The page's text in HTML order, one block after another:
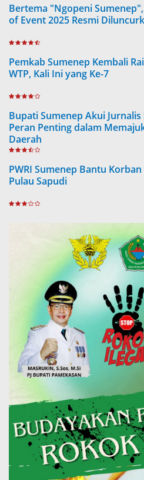
Bertema "Ngopeni
of Event 2025 Resmi
Pemkab Sumenep Kembali
WTP, Kali Ini yang Ke-7
Bupati Sumenep Akui Jurnalis
Peran Penting dalam
Daerah
PWRI Sumenep Bantu
Pulau Sapudi